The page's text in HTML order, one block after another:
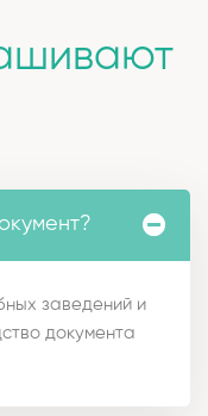
заведений и
документа